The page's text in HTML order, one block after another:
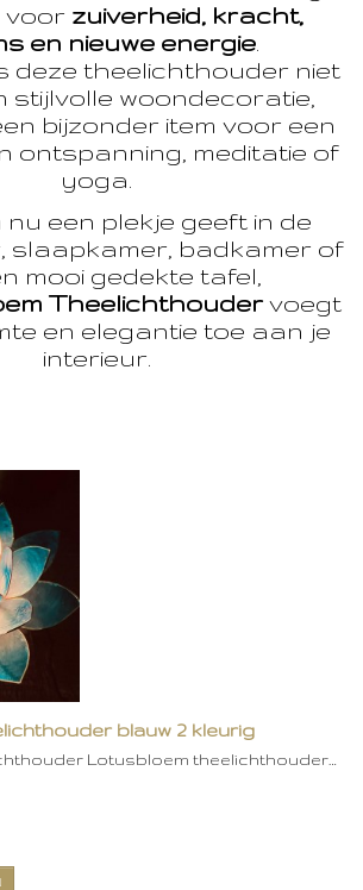
voor zuiverheid, kracht,
en nieuwe energie
deze theelichthouder niet
stijlvolle woondecoratie,
bijzonder item voor een
ontspanning, meditatie of
yoga.
nu een plekje geeft in de
slaapkamer, badkamer of
mooi gedekte tafel,
Theelichthoudervoegt
en elegantie toe aan je
interieur.
blauw 2 kleurig
Lotusbloem theelichthouder…